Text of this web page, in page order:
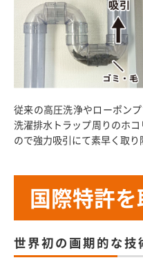
従来の高圧洗浄やローポン
洗濯排水トラップ周りのホ
ので強力吸引にて素早く取り
国際特許
世界初の画期的な